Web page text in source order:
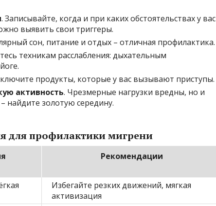
. Записывайте, когда и при каких обстоятельствах у вас
выявить свои триггеры.
сон, питание и отдых – отличная профилактика.
техникам расслабления: дыхательным
продукты, которые у вас вызывают приступы.
активность. Чрезмерные нагрузки вредны, но и
найдите золотую середину.
для профилактики мигрени
Рекомендации
Избегайте резких движений, мягкая
активизация